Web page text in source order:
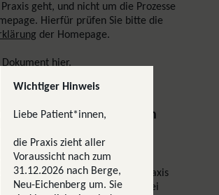
geht, und nicht um die Prozesse
Hierfür prüfen Sie bitte die
der Homepage.
hier.
zum Datenschutz in den
nachlesen, welche konkreten
Schutze Ihrer Daten in der Praxis
Bitte beachten Sie, dass es bei
Wichtiger Hinweis
Liebe Patient*innen,
die Praxis zieht aller
Voraussicht nach zum
31.12.2026 nach Berge,
Neu-Eichenberg um. Sie